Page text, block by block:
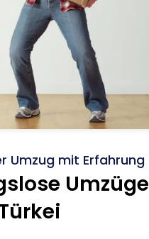
Umzug mit Erfahrung
Umzüge